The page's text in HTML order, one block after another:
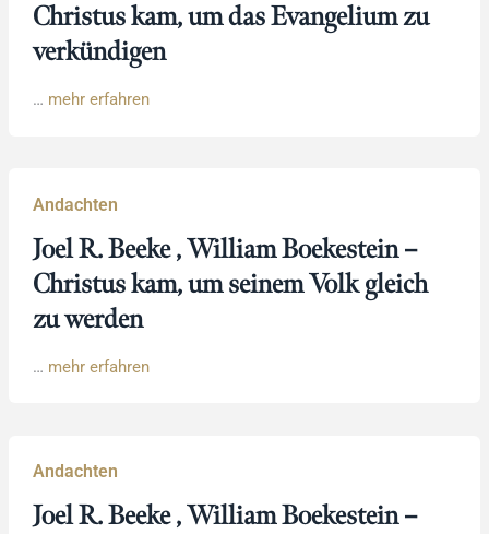
Christus kam, um das Evangelium zu
verkündigen
… mehr erfahren
Andachten
Joel R. Beeke , William Boekestein –
Christus kam, um seinem Volk gleich
zu werden
… mehr erfahren
Andachten
Joel R. Beeke , William Boekestein –